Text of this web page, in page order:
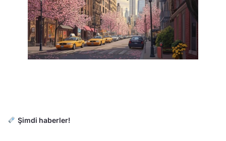
Şimdi haberler!